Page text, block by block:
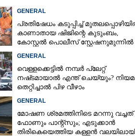
GENERAL
പ്രതിഷേധം കടുപ്പിച്ച്
കാണാതായ ഷിജിന്റെ കുടുംബം,
കോസ്റ്റൽ പൊലീസ് സ്റ്റേഷനുമുന്നിൽ
GENERAL
വെള്ളക്കെട്ടിൽ നമ്പർ പ്ലേറ്റ്
നഷ്‌ടമായാൽ എന്ത് ചെയ്യും?
തെറ്റിച്ചാൽ പിഴ വീഴാം
GENERAL
മോഷണ ശ്രമത്തിനിടെ മറന്നു വച്ചത്
ഫോണും പാന്റ്സും; എടുക്കാൻ
തിരികെയെത്തിയ കള്ളൻ